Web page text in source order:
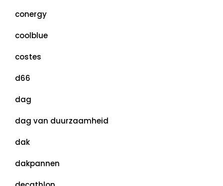
conergy
coolblue
costes
d66
dag
dag van duurzaamheid
dak
dakpannen